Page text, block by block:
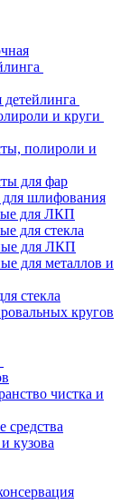
и круги
полироли и
для фар
шлифования
для ЛКП
для стекла
для ЛКП
для металлов и
стекла
кругов
чистка и
кузова